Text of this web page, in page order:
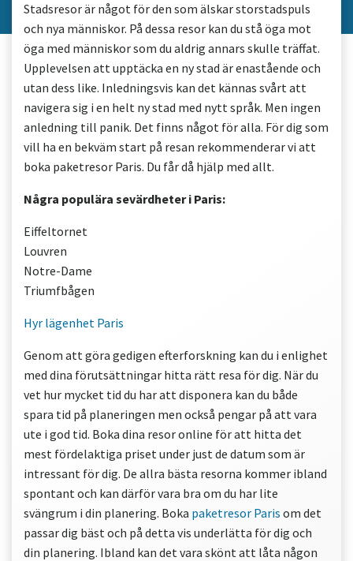
Stadsresor är något för den som älskar storstadspuls
och nya människor. På dessa resor kan du stå öga mot
öga med människor som du aldrig annars skulle träffat.
Upplevelsen att upptäcka en ny stad är enastående och
utan dess like. Inledningsvis kan det kännas svårt att
navigera sig i en helt ny stad med nytt språk. Men ingen
anledning till panik. Det finns något för alla. För dig som
vill ha en bekväm start på resan rekommenderar vi att
boka paketresor Paris. Du får då hjälp med allt.
Några populära sevärdheter i Paris:
Eiffeltornet
Louvren
Notre-Dame
Triumfbågen
Hyr lägenhet Paris
Genom att göra gedigen efterforskning kan du i enlighet
med dina förutsättningar hitta rätt resa för dig. När du
vet hur mycket tid du har att disponera kan du både
spara tid på planeringen men också pengar på att vara
ute i god tid. Boka dina resor online för att hitta det
mest fördelaktiga priset under just de datum som är
intressant för dig. De allra bästa resorna kommer ibland
spontant och kan därför vara bra om du har lite
svängrum i din planering. Boka paketresor Paris om det
passar dig bäst och på detta vis underlätta för dig och
din planering. Ibland kan det vara skönt att låta någon